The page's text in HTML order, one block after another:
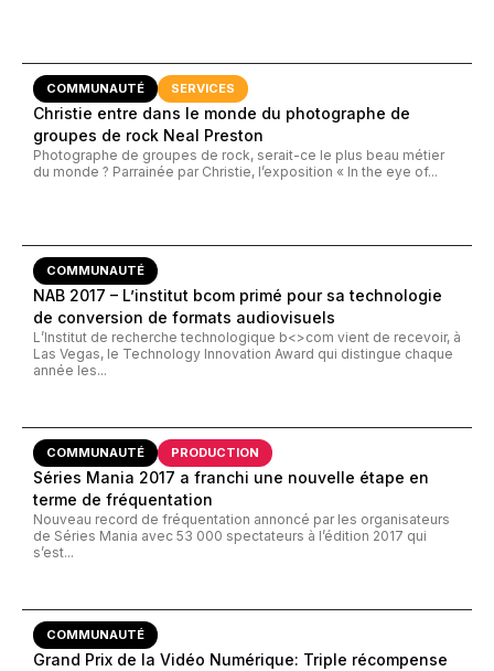
COMMUNAUTÉ SERVICES
Christie entre dans le monde du photographe de
groupes de rock Neal Preston
Photographe de groupes de rock, serait-ce le plus beau métier
du monde ? Parrainée par Christie, l’exposition « In the eye of...
COMMUNAUTÉ
NAB 2017 – L’institut bcom primé pour sa technologie
de conversion de formats audiovisuels
L’Institut de recherche technologique b<>com vient de recevoir, à
Las Vegas, le Technology Innovation Award qui distingue chaque
année les...
COMMUNAUTÉ PRODUCTION
Séries Mania 2017 a franchi une nouvelle étape en
terme de fréquentation
Nouveau record de fréquentation annoncé par les organisateurs
de Séries Mania avec 53 000 spectateurs à l’édition 2017 qui
s’est...
COMMUNAUTÉ
Grand Prix de la Vidéo Numérique: Triple récompense